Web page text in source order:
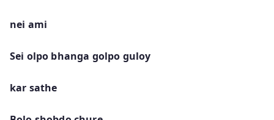
nei ami
Sei olpo bhanga golpo guloy
kar sathe